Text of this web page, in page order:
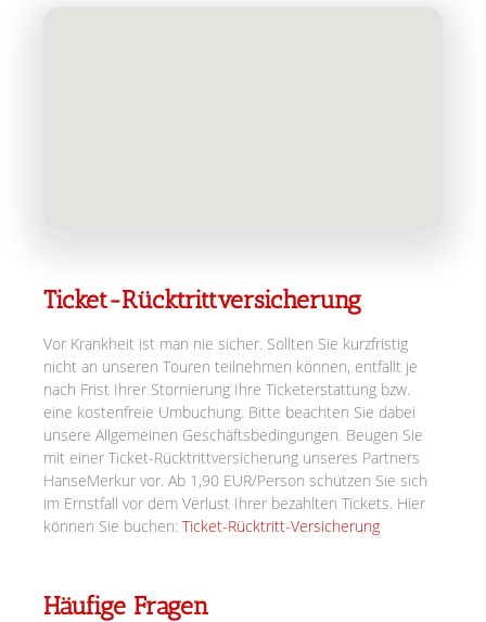
Ticket-Rücktrittversicherung
Vor Krankheit ist man nie sicher. Sollten Sie kurzfristig
nicht an unseren Touren teilnehmen können, entfällt je
nach Frist Ihrer Stornierung Ihre Ticketerstattung bzw.
eine kostenfreie Umbuchung. Bitte beachten Sie dabei
unsere Allgemeinen Geschäftsbedingungen. Beugen Sie
mit einer Ticket-Rücktrittversicherung unseres Partners
HanseMerkur vor. Ab 1,90 EUR/Person schützen Sie sich
im Ernstfall vor dem Verlust Ihrer bezahlten Tickets. Hier
können Sie buchen: Ticket-Rücktritt-Versicherung
Häufige Fragen